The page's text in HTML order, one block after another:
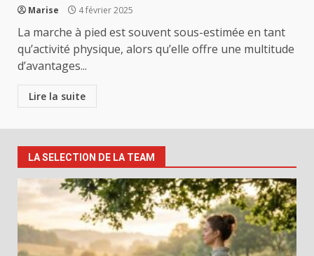
Marise 4 février 2025
La marche à pied est souvent sous-estimée en tant
qu’activité physique, alors qu’elle offre une multitude
d’avantages...
Lire la suite
LA SELECTION DE LA TEAM